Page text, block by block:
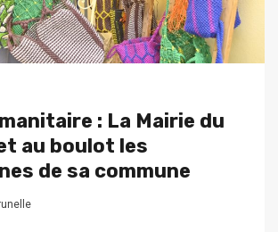
: La Mairie du
au boulot les
de sa commune